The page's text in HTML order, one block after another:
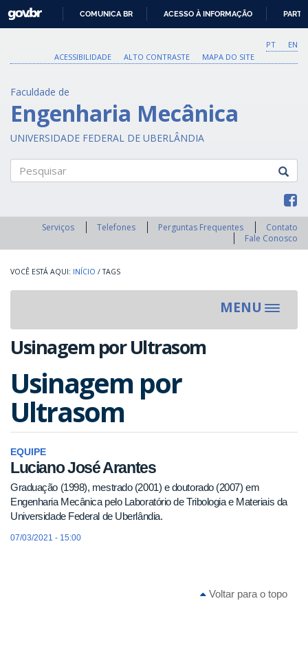
O
CONTEÚDO
GOVBR
COMUNICA BR ACESSO À INFORMAÇÃO
PT
EN
ACESSIBILIDADE
ALTO CONTRASTE MAPA DO SITE
Faculdade de
Engenharia Mecânica
UNIVERSIDADE FEDERAL DE UBERLÂNDIA
Serviços Telefones Perguntas Frequentes
Contato
Fale Conosco
INÍCIO / TAGS
MENU
Toggle
Usinagem por Ultrasom
Usinagem por
Ultrasom
EQUIPE
Luciano José Arantes
Graduação (1998), mestrado (2001) e doutorado (2007) em
Engenharia Mecânica pelo Laboratório de Tribologia e Materiais da
Universidade Federal de Uberlândia.
07/03/2021 - 15:00
Voltar para o topo